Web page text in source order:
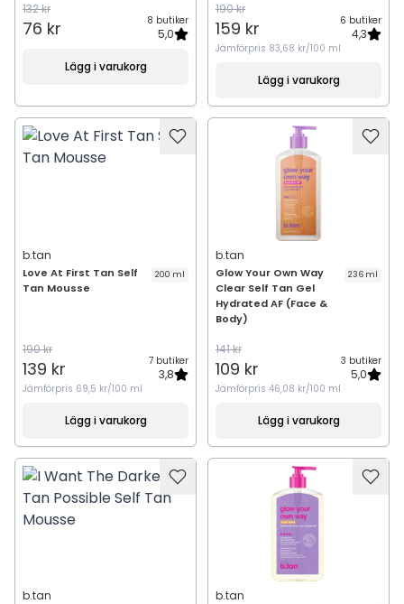
132 kr
76 kr 8 butiker
5,0
Lägg i varukorg
190 kr
159 kr 6 butiker
4,3
Jämförpris 83,68 kr/100 ml
Lägg i varukorg
b.tan
Love At First Tan Self
Tan Mousse
200 ml
190 kr
139 kr 7 butiker
3,8
Jämförpris 69,5 kr/100 ml
Lägg i varukorg
b.tan
Glow Your Own Way
Clear Self Tan Gel
Hydrated AF (Face &
Body)
236 ml
141 kr
109 kr 3 butiker
5,0
Jämförpris 46,08 kr/100 ml
Lägg i varukorg
b.tan b.tan